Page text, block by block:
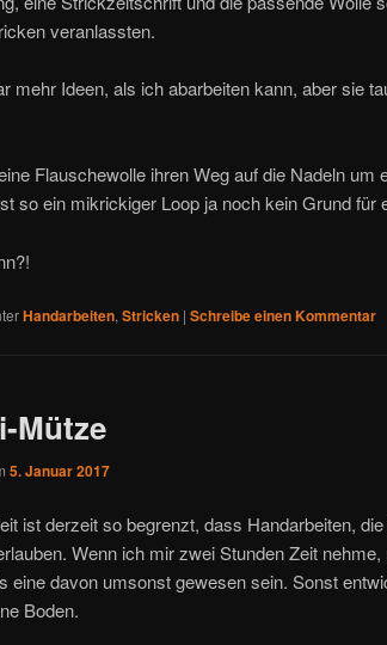
veranlassten.
mehr Ideen, als ich abarbeiten kann, aber sie
Flauschewolle ihren Weg auf die Nadeln um
so ein mikrickiger Loop ja noch kein Grund für
Handarbeiten, Stricken | Schreibe einen Kommentar
Mütze
5. Januar 2017
ist derzeit so begrenzt, dass Handarbeiten,
Wenn ich mir zwei Stunden Zeit
eine davon umsonst gewesen sein. Sonst
Boden.